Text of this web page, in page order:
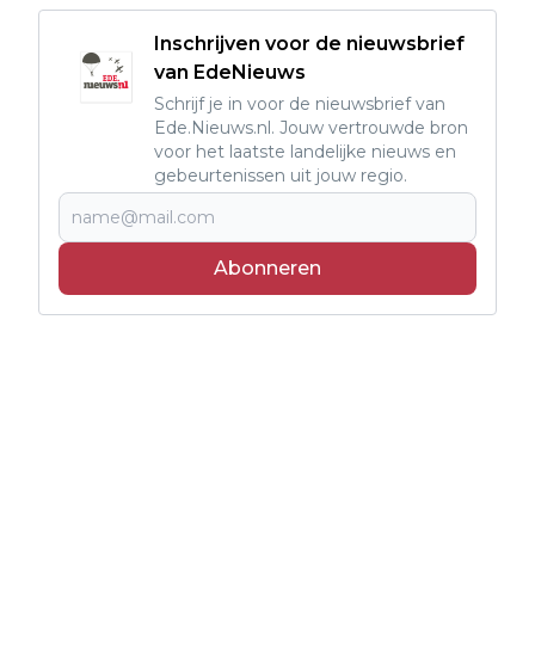
Inschrijven voor de nieuwsbrief
van EdeNieuws
Schrijf je in voor de nieuwsbrief van
Ede.Nieuws.nl. Jouw vertrouwde bron
voor het laatste landelijke nieuws en
gebeurtenissen uit jouw regio.
Abonneren